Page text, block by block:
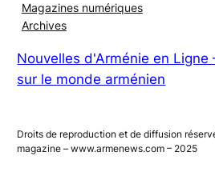
Magazines numériques
Archives
Nouvelles d'Arménie en Ligne
sur le monde arménien
Droits de reproduction et de diffusion
magazine – www.armenews.com – 2025